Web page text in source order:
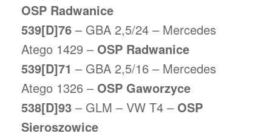
OSP Radwanice
539[D]76 – GBA 2,5/24 – Mercedes
Atego 1429 – OSP Radwanice
539[D]71 – GBA 2,5/16 – Mercedes
Atego 1326 – OSP Gaworzyce
538[D]93 – GLM – VW T4 – OSP
Sieroszowice